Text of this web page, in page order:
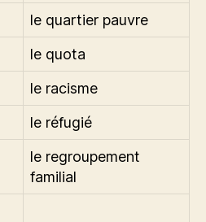
le quartier pauvre
le quota
le racisme
le réfugié
le regroupement
familial